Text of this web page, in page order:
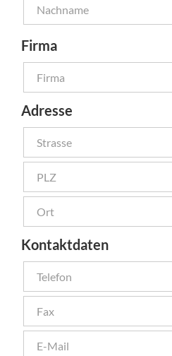
Firma
Adresse
Kontaktdaten